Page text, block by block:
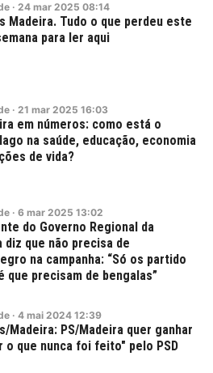
· 24 mar 2025 08:14
Madeira. Tudo o que perdeu este
para ler aqui
· 21 mar 2025 16:03
em números: como está o
na saúde, educação, economia
de vida?
· 6 mar 2025 13:02
do Governo Regional da
diz que não precisa de
na campanha: “Só os partido
que precisam de bengalas”
· 4 mai 2024 12:39
Madeira: PS/Madeira quer ganhar
o que nunca foi feito" pelo PSD